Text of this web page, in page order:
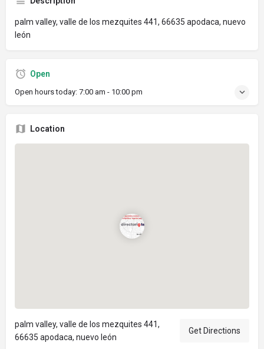
palm valley, valle de los mezquites 441, 66635 apodaca, nuevo
león
Open
Open hours today: 7:00 am - 10:00 pm
Location
palm valley, valle de los mezquites 441,
66635 apodaca, nuevo león
Get Directions